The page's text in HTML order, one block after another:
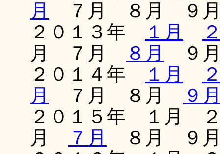
月
７月 ８月 ９
２０１３年
１月
月 ７月
８月
９
２０１４年
１月
月
７月 ８月
９
２０１５年 １月
月
７月
８月 ９